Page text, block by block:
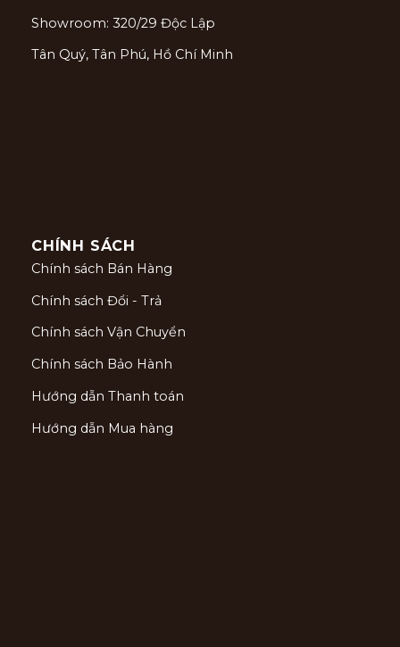
Showroom: 320/29 Độc Lập
Tân Quý, Tân Phú, Hồ Chí Minh
CHÍNH SÁCH
Chính sách Bán Hàng
Chính sách Đổi - Trả
Chính sách Vận Chuyển
Chính sách Bảo Hành
Hướng dẫn Thanh toán
Hướng dẫn Mua hàng